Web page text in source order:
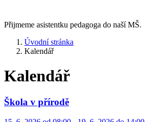
Přijmeme asistentku pedagoga do naší MŠ.
Úvodní stránka
Kalendář
Kalendář
Škola v přírodě